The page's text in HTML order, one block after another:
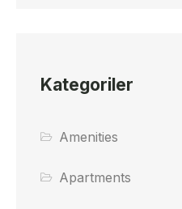
Kategoriler
Amenities
Apartments